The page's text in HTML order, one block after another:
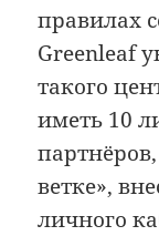
правилах
Greenleaf
такого
иметь 10
ветке»,
личного